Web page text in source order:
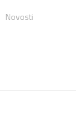
Novosti